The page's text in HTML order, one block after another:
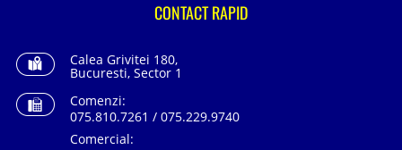
CONTACT RAPID
Calea Grivitei 180,
Bucuresti, Sector 1
Comenzi:
075.810.7261 / 075.229.9740
Comercial: